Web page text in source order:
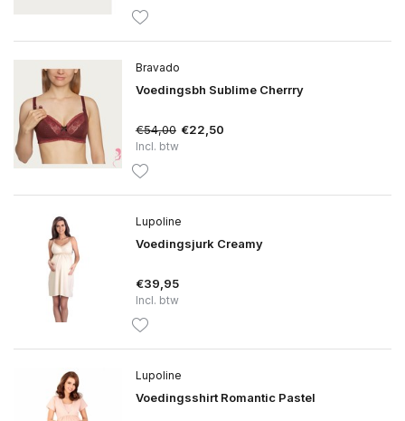
Bravado
Voedingsbh Sublime Cherrry
€54,00 €22,50
Incl. btw
Lupoline
Voedingsjurk Creamy
€39,95
Incl. btw
Lupoline
Voedingsshirt Romantic Pastel